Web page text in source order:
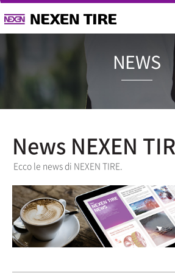
News NEXEN
Ecco le news di NEXEN TIRE.